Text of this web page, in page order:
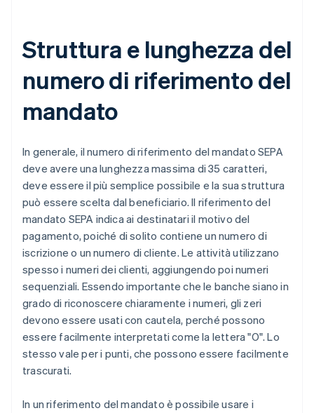
Struttura e lunghezza del
numero di riferimento del
mandato
In generale, il numero di riferimento del mandato SEPA
deve avere una lunghezza massima di 35 caratteri,
deve essere il più semplice possibile e la sua struttura
può essere scelta dal beneficiario. Il riferimento del
mandato SEPA indica ai destinatari il motivo del
pagamento, poiché di solito contiene un numero di
iscrizione o un numero di cliente. Le attività utilizzano
spesso i numeri dei clienti, aggiungendo poi numeri
sequenziali. Essendo importante che le banche siano in
grado di riconoscere chiaramente i numeri, gli zeri
devono essere usati con cautela, perché possono
essere facilmente interpretati come la lettera "O". Lo
stesso vale per i punti, che possono essere facilmente
trascurati.
In un riferimento del mandato è possibile usare i